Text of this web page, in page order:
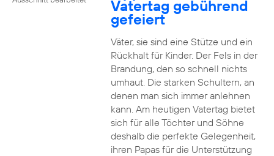
Vatertag gebührend
gefeiert
Väter, sie sind eine Stütze und ein
Rückhalt für Kinder. Der Fels in der
Brandung, den so schnell nichts
umhaut. Die starken Schultern, an
denen man sich immer anlehnen
kann. Am heutigen Vatertag bietet
sich für alle Töchter und Söhne
deshalb die perfekte Gelegenheit,
ihren Papas für die Unterstützung